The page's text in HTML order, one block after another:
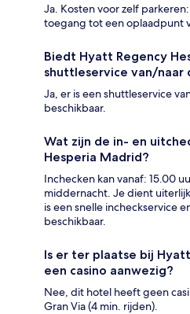
Ja. Kosten voor zelf
toegang tot een oplaadpunt
Biedt Hyatt Regency
shuttleservice van/naar
Ja, er is een shuttleservice
beschikbaar.
Wat zijn de in- en
Hesperia Madrid?
Inchecken kan vanaf: 15.00
middernacht. Je dient
is een snelle incheckservice
beschikbaar.
Is er ter plaatse bij
een casino aanwezig?
Nee, dit hotel heeft geen
Gran Via (4 min. rijden).